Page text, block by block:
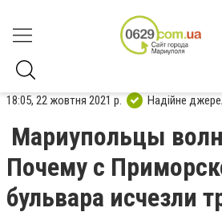
18:05, 22 жовтня 2021 р. Надійне
Мариупольцы
Почему с
бульвара исчезли